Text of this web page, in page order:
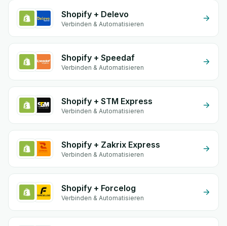
Shopify + Delevo
Verbinden & Automatisieren
Shopify + Speedaf
Verbinden & Automatisieren
Shopify + STM Express
Verbinden & Automatisieren
Shopify + Zakrix Express
Verbinden & Automatisieren
Shopify + Forcelog
Verbinden & Automatisieren